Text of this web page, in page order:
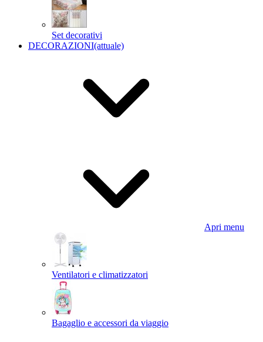
Set decorativi
DECORAZIONI(attuale)
Apri menu
Ventilatori e climatizzatori
Bagaglio e accessori da viaggio